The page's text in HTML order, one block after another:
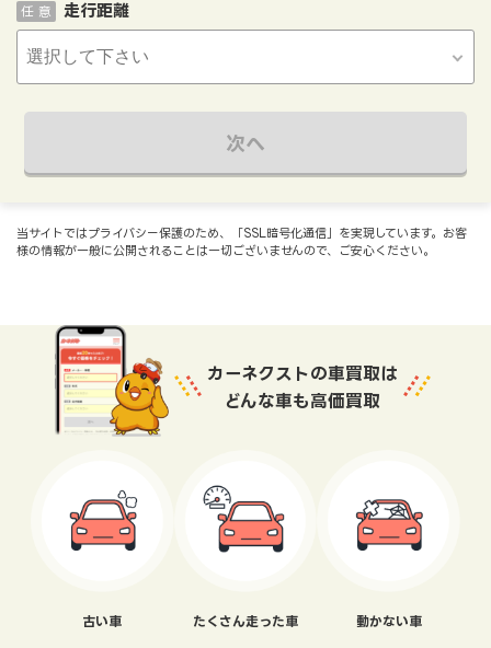
走行距離
任 意
次へ
当サイトではプライバシー保護のため、「SSL暗号化通信」を実現しています。お客
様の情報が一般に公開されることは一切ございませんので、ご安心ください。
カーネクストの車買取は
どんな車も高価買取
古い車 たくさん走った車 動かない車